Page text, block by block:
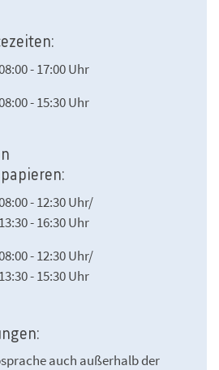
- 17:00 Uhr
- 15:30 Uhr
- 12:30 Uhr/
13:30 - 16:30 Uhr
- 12:30 Uhr/
13:30 - 15:30 Uhr
auch außerhalb der